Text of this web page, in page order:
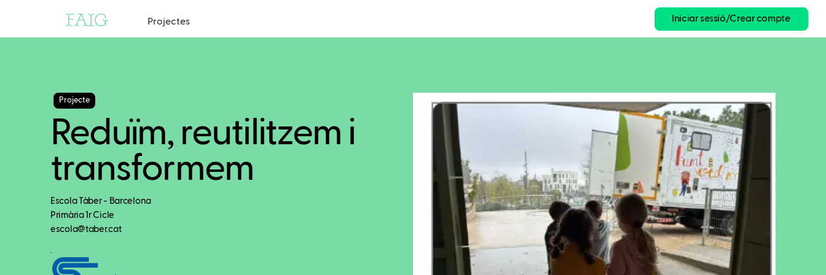
Projectes Iniciar sessió/Crear compte
Projecte
Reduïm, reutilitzem i
transformem
Escola Tàber - Barcelona
Primària 1r Cicle
escola@taber.cat